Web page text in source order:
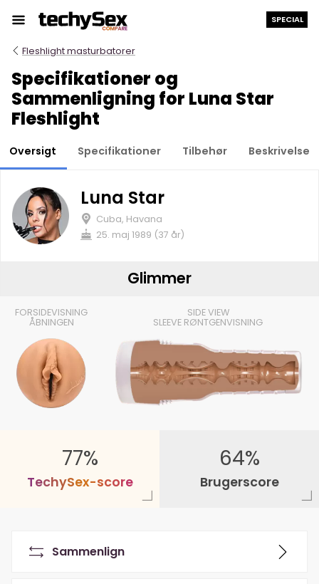
indholdet
SPECIAL
Fleshlight masturbatorer
Specifikationer og
Sammenligning for Luna Star
Fleshlight
Oversigt Specifikationer Tilbehør Beskrivelse
FORSIDEVISNING
ÅBNINGEN
SIDE VIEW
SLEEVE RØNTGENVISNING
77%
TechySex-score
64%
Brugerscore
Sammenlign
Luna Star
Cuba, Havana
25. maj 1989 (37 år)
Glimmer